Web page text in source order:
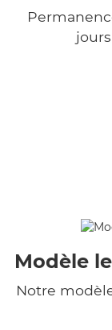
Modèle
Notre